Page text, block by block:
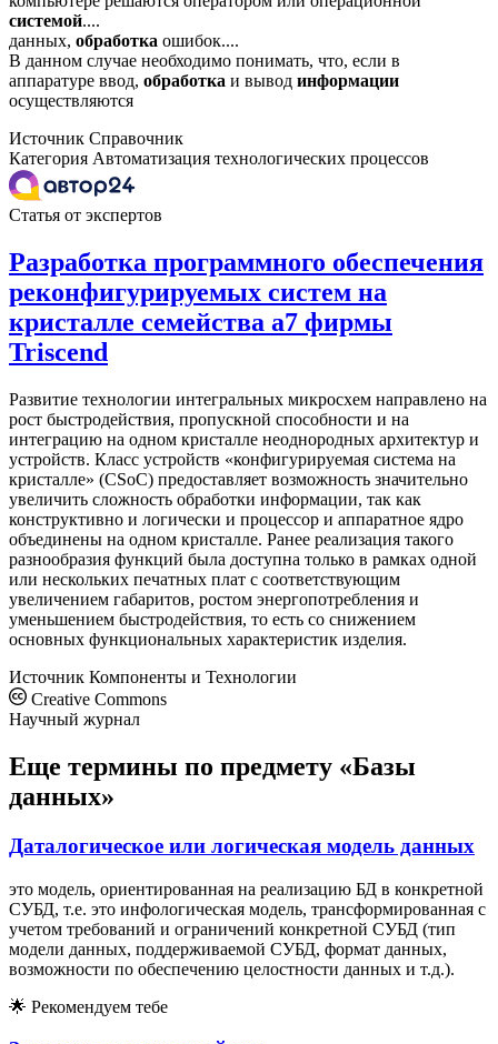
системой....
данных, обработка ошибок....
В данном случае необходимо понимать, что, если в
аппаратуре ввод, обработка и вывод информации
осуществляются
Источник Справочник
Категория Автоматизация технологических процессов
Статья от экспертов
Разработка программного обеспечения
реконфигурируемых систем на
кристалле семейства a7 фирмы
Triscend
Развитие технологии интегральных микросхем направлено на
рост быстродействия, пропускной способности и на
интеграцию на одном кристалле неоднородных архитектур и
устройств. Класс устройств «конфигурируемая система на
кристалле» (CSoC) предоставляет возможность значительно
увеличить сложность обработки информации, так как
конструктивно и логически и процессор и аппаратное ядро
объединены на одном кристалле. Ранее реализация такого
разнообразия функций была доступна только в рамках одной
или нескольких печатных плат с соответствующим
увеличением габаритов, ростом энергопотребления и
уменьшением быстродействия, то есть со снижением
основных функциональных характеристик изделия.
Источник Компоненты и Технологии
Creative Commons
Научный журнал
Еще термины по предмету «Базы
данных»
Даталогическое или логическая модель данных
это модель, ориентированная на реализацию БД в конкретной
СУБД, т.е. это инфологическая модель, трансформированная с
учетом требований и ограничений конкретной СУБД (тип
модели данных, поддерживаемой СУБД, формат данных,
возможности по обеспечению целостности данных и т.д.).
🌟 Рекомендуем тебе